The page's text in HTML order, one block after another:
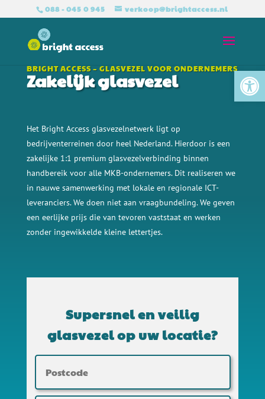
088 - 045 0 945 verkoop@brightaccess.nl
BRIGHT ACCESS – GLASVEZEL VOOR ONDERNEMERS
Zakelijk glasvezel
Het Bright Access glasvezelnetwerk ligt op
bedrijventerreinen door heel Nederland. Hierdoor is een
zakelijke 1:1 premium glasvezelverbinding binnen
handbereik voor alle MKB-ondernemers. Dit realiseren we
in nauwe samenwerking met lokale en regionale ICT-
leveranciers. We doen niet aan vraagbundeling. We geven
een eerlijke prijs die van tevoren vaststaat en werken
zonder ingewikkelde kleine lettertjes.
Supersnel en veilig
glasvezel op uw locatie?